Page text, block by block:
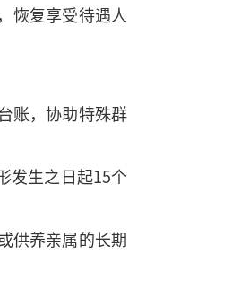
恢复享受待遇人
账，协助特殊群
发生之日起15个
供养亲属的长期